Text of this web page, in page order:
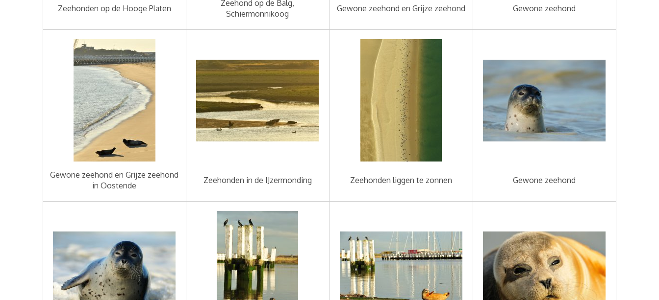
Zeehonden op de Hooge Platen
Zeehond op de Balg,
Schiermonnikoog
Gewone zeehond en Grijze zeehond Gewone zeehond
Gewone zeehond en Grijze zeehond
in Oostende
Zeehonden in de IJzermonding Zeehonden liggen te zonnen Gewone zeehond